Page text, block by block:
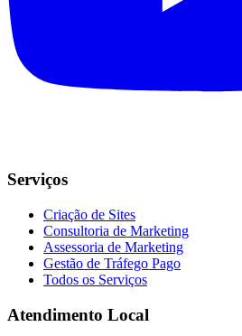
Serviços
Criação de Sites
Consultoria de Marketing
Assessoria de Marketing
Gestão de Tráfego Pago
Todos os Serviços
Atendimento Local